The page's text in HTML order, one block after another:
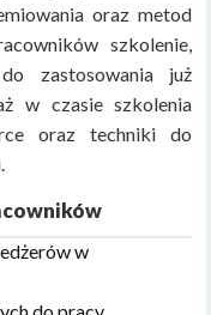
oraz metod
szkolenie,
zastosowania już
w czasie szkolenia
oraz techniki do
w